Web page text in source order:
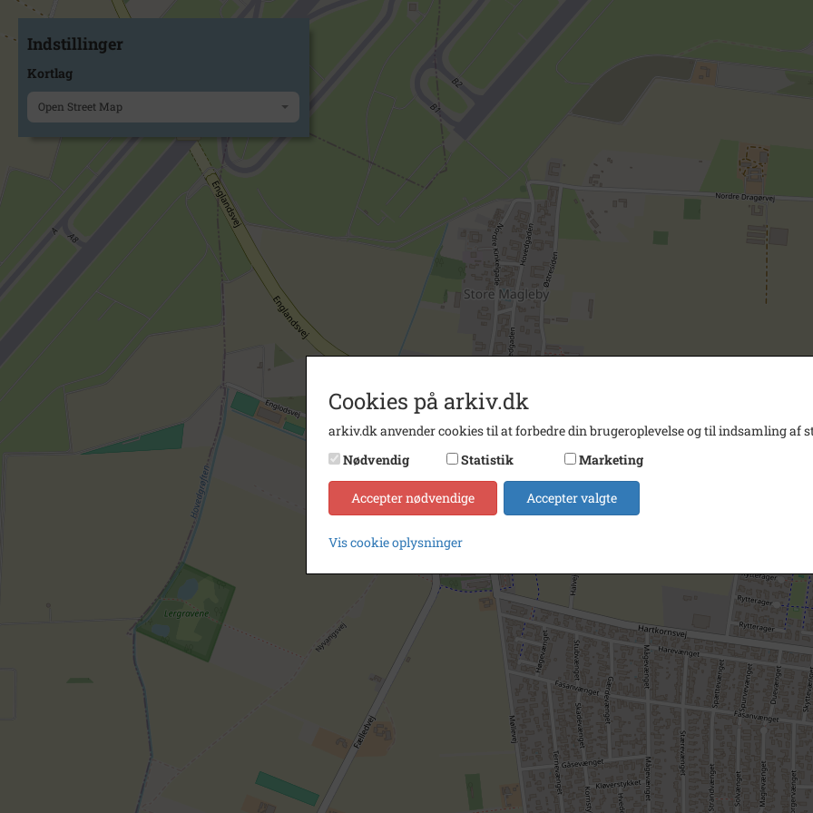
Indstillinger
Kortlag
Open Street Map
Cookies på arkiv.dk
arkiv.dk anvender cookies til at forbedre din brugeroplevelse og til indsamling af
Nødvendig
Statistik Marketing
Accepter nødvendige Accepter valgte
Vis cookie oplysninger